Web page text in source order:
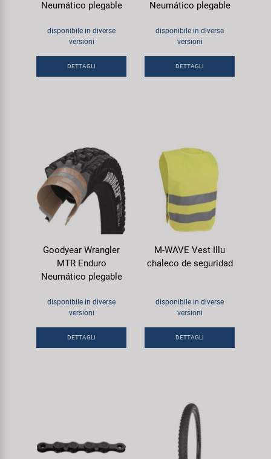
Neumático plegable
disponibile in diverse
versioni
DETTAGLI
Neumático plegable
disponibile in diverse
versioni
DETTAGLI
Goodyear Wrangler
MTR Enduro
Neumático plegable
disponibile in diverse
versioni
DETTAGLI
M-WAVE Vest Illu
chaleco de seguridad
disponibile in diverse
versioni
DETTAGLI